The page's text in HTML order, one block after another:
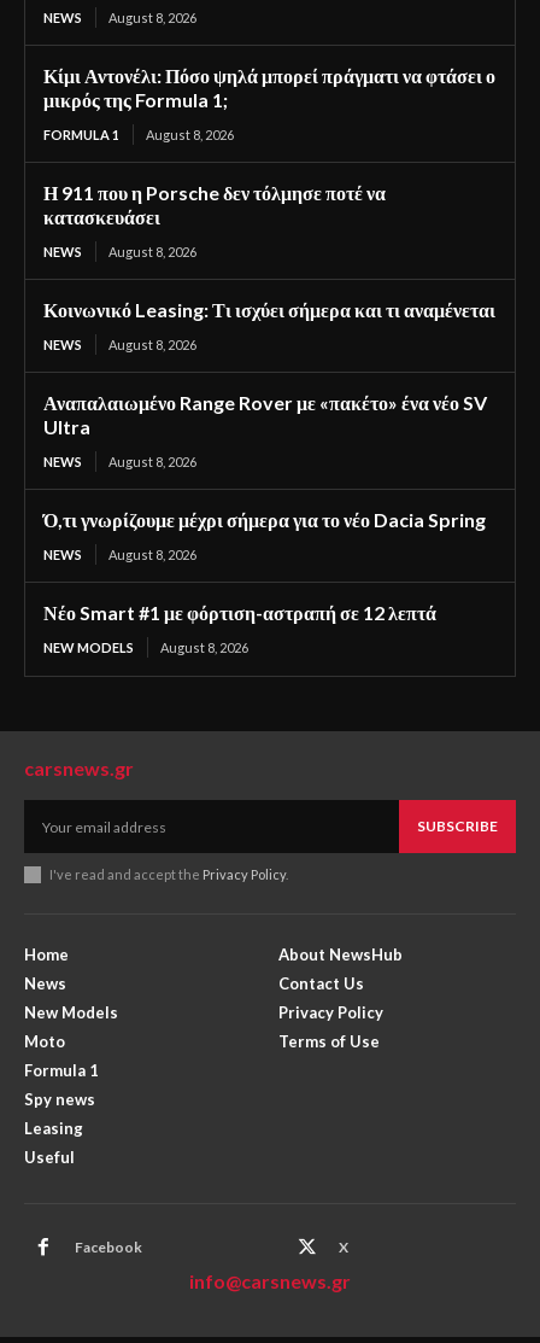
NEWS August 8, 2026
Κίμι Αντονέλι: Πόσο ψηλά μπορεί πράγματι να φτάσει ο
μικρός της Formula 1;
FORMULA 1 August 8, 2026
Η 911 που η Porsche δεν τόλμησε ποτέ να
κατασκευάσει
NEWS August 8, 2026
Κοινωνικό Leasing: Τι ισχύει σήμερα και τι αναμένεται
NEWS August 8, 2026
Αναπαλαιωμένο Range Rover με «πακέτο» ένα νέο SV
Ultra
NEWS August 8, 2026
Ό,τι γνωρίζουμε μέχρι σήμερα για το νέο Dacia Spring
NEWS August 8, 2026
Νέο Smart #1 με φόρτιση-αστραπή σε 12 λεπτά
NEW MODELS August 8, 2026
carsnews.gr
SUBSCRIBE
I've read and accept the Privacy Policy.
Home
News
New Models
Moto
Formula 1
Spy news
Leasing
Useful
About NewsHub
Contact Us
Privacy Policy
Terms of Use
Facebook X
info@carsnews.gr